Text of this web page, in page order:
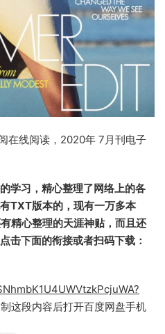
在线阅读，2020年 7月刊电子
学习，精心整理了网络上的各
TXT版本的，现有一万多本
精心整理的天涯神贴，而且还
击下面的衔接或者扫码下载：
这段内容后打开百度网盘手机